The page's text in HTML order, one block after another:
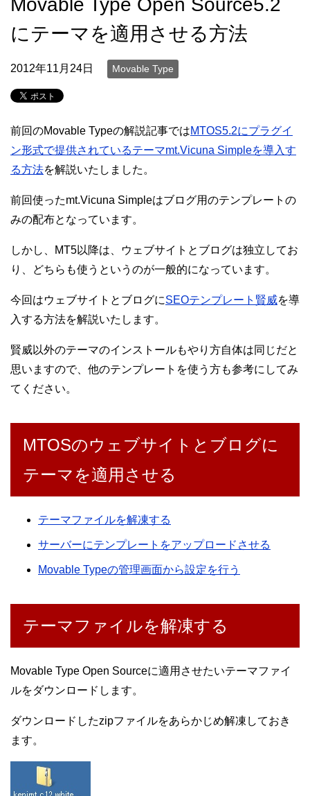
Movable Type Open Source5.2
にテーマを適用させる方法
2012年11月24日 Movable Type
前回のMovable Typeの解説記事ではMTOS5.2にプラグイ
ン形式で提供されているテーマmt.Vicuna Simpleを導入す
る方法を解説いたしました。
前回使ったmt.Vicuna Simpleはブログ用のテンプレートの
みの配布となっています。
しかし、MT5以降は、ウェブサイトとブログは独立してお
り、どちらも使うというのが一般的になっています。
今回はウェブサイトとブログにSEOテンプレート賢威を導
入する方法を解説いたします。
賢威以外のテーマのインストールもやり方自体は同じだと
思いますので、他のテンプレートを使う方も参考にしてみ
てください。
MTOSのウェブサイトとブログに
テーマを適用させる
テーマファイルを解凍する
サーバーにテンプレートをアップロードさせる
Movable Typeの管理画面から設定を行う
テーマファイルを解凍する
Movable Type Open Sourceに適用させたいテーマファイ
ルをダウンロードします。
ダウンロードしたzipファイルをあらかじめ解凍しておき
ます。